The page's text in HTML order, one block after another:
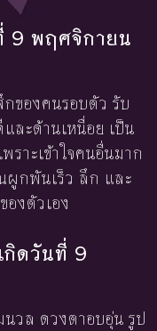
9 พฤศจิกายน
ของคนรอบตัว รับ
ละด้านเหนื่อย เป็น
าะเข้าใจคนอื่นมาก
กพันเร็ว ลึก และ
องตัวเอง
ดวันที่ 9
วล ดวงตาอบอุ่น รูป